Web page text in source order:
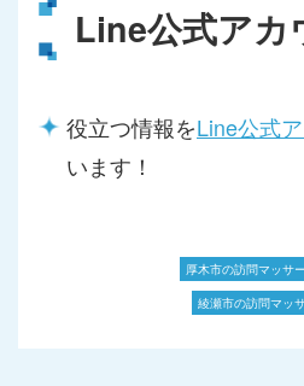
Line公式アカ
役立つ情報をLine公式
います！
厚木市の訪問マッサ
綾瀬市の訪問マッ